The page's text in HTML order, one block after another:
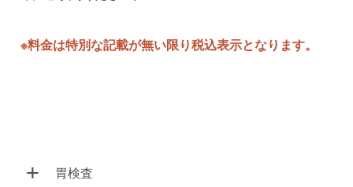
※料金は特別な記載が無い限り税込表示となります。
+ 胃検査